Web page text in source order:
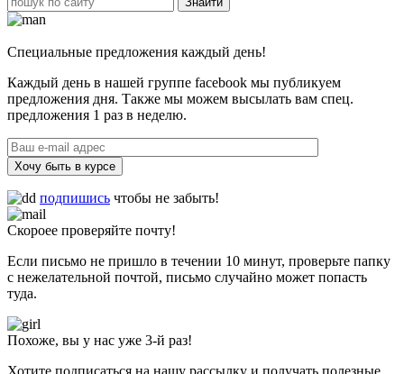
Специальные предложения каждый день!
Каждый день в нашей группе facebook мы публикуем
предложения дня. Также мы можем высылать вам спец.
предложения 1 раз в неделю.
Хочу быть в курсе
подпишись чтобы не забыть!
Скороее проверяйте почту!
Если письмо не пришло в течении 10 минут, проверьте папку
с нежелательной почтой, письмо случайно может попасть
туда.
Похоже, вы у нас уже 3-й раз!